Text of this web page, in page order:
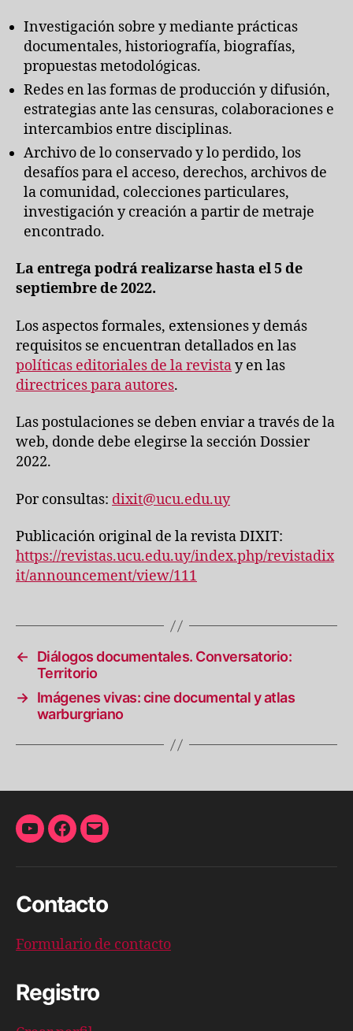
Investigación sobre y mediante prácticas
documentales, historiografía, biografías,
propuestas metodológicas.
Redes en las formas de producción y difusión,
estrategias ante las censuras, colaboraciones e
intercambios entre disciplinas.
Archivo de lo conservado y lo perdido, los
desafíos para el acceso, derechos, archivos de
la comunidad, colecciones particulares,
investigación y creación a partir de metraje
encontrado.
La entrega podrá realizarse hasta el 5 de
septiembre de 2022.
Los aspectos formales, extensiones y demás
requisitos se encuentran detallados en las
políticas editoriales de la revistay en las
directrices para autores.
Las postulaciones se deben enviar a través de la
web, donde debe elegirse la sección Dossier
2022.
Por consultas: dixit@ucu.edu.uy
Publicación original de la revista DIXIT:
https://revistas.ucu.edu.uy/index.php/revistadix
it/announcement/view/111
←
Diálogos documentales. Conversatorio:
Territorio
→ Imágenes vivas: cine documental y atlas
warburgriano
YouTubeFacebook
Correo
Contacto
Formulario de contacto
Registro